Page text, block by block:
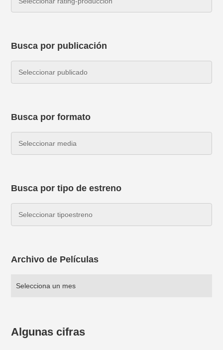
Busca por publicación
Busca por formato
Busca por tipo de estreno
Archivo de Películas
Algunas cifras